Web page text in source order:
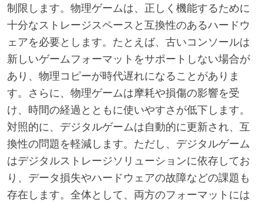
制限します。物理ゲームは、正しく機能するために
十分なストレージスペースと互換性のあるハードウ
ェアを必要とします。たとえば、古いコンソールは
新しいゲームフォーマットをサポートしない場合が
あり、物理コピーが時代遅れになることがありま
す。さらに、物理ゲームは摩耗や損傷の影響を受
け、時間の経過とともに使いやすさが低下します。
対照的に、デジタルゲームは自動的に更新され、互
換性の問題を軽減します。ただし、デジタルゲーム
はデジタルストレージソリューションに依存してお
り、データ損失やハードウェアの故障などの課題も
存在します。全体として、両方のフォーマットには